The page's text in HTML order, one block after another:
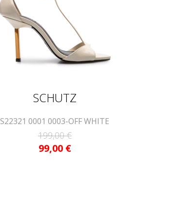
SCHUTZ
S22321 0001 0003-OFF WHITE
199,00 €
99,00 €